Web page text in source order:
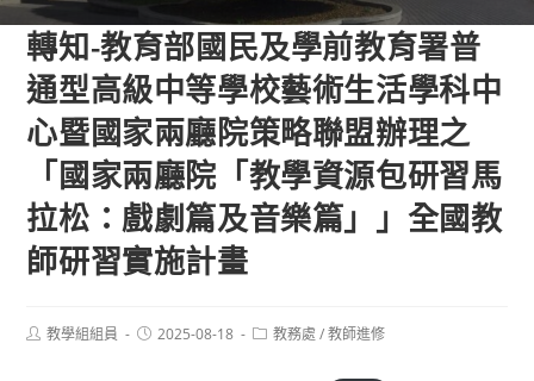
轉知-教育部國民及學前教育署普
通型高級中等學校藝術生活學科中
心暨國家兩廳院策略聯盟辦理之
「國家兩廳院「教學資源包研習馬
拉松：戲劇篇及音樂篇」」全國教
師研習實施計畫
Post教學組組員
Post2025-08-18
Post教務處 / 教師進修